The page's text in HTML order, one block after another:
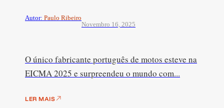
Autor: Paulo Ribeiro
Novembro 16, 2025
O único fabricante português de motos esteve na
EICMA 2025 e surpreendeu o mundo com...
LER MAIS